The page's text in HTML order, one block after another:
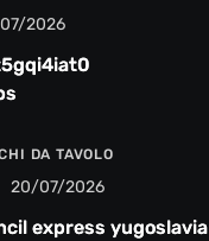
2026
DA TAVOLO
20/07/2026
express yugoslavia